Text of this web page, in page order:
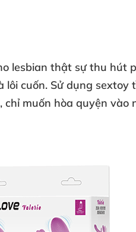
lesbian thật sự thu hút
cuốn. Sử dụng sextoy
muốn hòa quyện